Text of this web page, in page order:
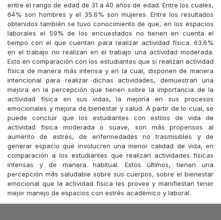
entre el rango de edad de 31 a 40 años de edad. Entre los cuales,
64% son hombres y el 35.6% son mujeres. Entre los resultados
obtenidos también se tuvo conocimiento de que, en los espacios
laborales el 59% de los encuestados no tienen en cuenta el
tiempo con el que cuentan para realizar actividad física. 63.6%
en el trabajo no realizan en el trabajo una actividad moderada.
Esto en comparación con los estudiantes que sí realizan actividad
física de manera más intensa y en la cual, disponen de manera
intencional para realizar dichas actividades, demuestran una
mejora en la percepción que tienen sobre la importancia de la
actividad física en sus vidas, la mejoría en sus procesos
emocionales y mejora de bienestar y salud. A partir de lo cual, se
puede concluir que los estudiantes con estilos de vida de
actividad física moderada o suave, son más propensos al
aumento de estrés, de enfermedades no trasmisibles y de
generar espacio que involucren una menor calidad de vida, en
comparación a los estudiantes que realizan actividades físicas
intensas y de manera habitual. Estos últimos, tienen una
percepción más saludable sobre sus cuerpos, sobre el bienestar
emocional que la actividad física les provee y manifiestan tener
mejor manejo de espacios con estrés académico y laboral.